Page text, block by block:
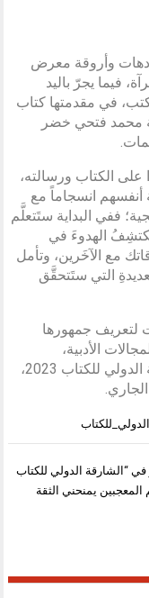
ردهات وأروقة معرض
حاملاً بيده مرآة، فيما يجرّ باليد
في مقدمتها كتاب
محمد فتحي خضر
على الكتاب ورسالته،
انسجاماً مع
ففي البداية ستَتعلَّم
الهدوءَ في
مع الآخَرين، وتأمل
التي ستَتحقَّق
لتعريف جمهورها
الأدبية،
والمعروضة في جناحها في معرض الشارقة الدولي للكتاب 2023،
في “الشارقة الدولي للكتاب